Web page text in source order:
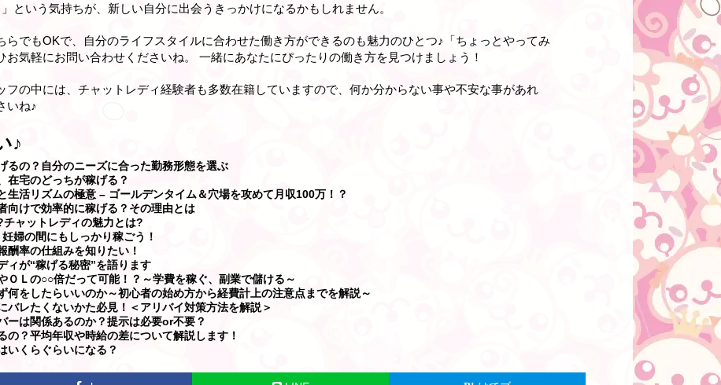
という気持ちが、新しい自分に出会うきっかけになるかもしれません。
らでもOKで、自分のライフスタイルに合わせた働き方ができるのも魅力のひとつ♪「ちょっとやってみ
気軽にお問い合わせくださいね。 一緒にあなたにぴったりの働き方を見つけましょう！
フの中には、チャットレディ経験者も多数在籍していますので、何か分からない事や不安な事があれ
いね♪
♪
るの？自分のニーズに合った勤務形態を選ぶ
在宅のどっちが稼げる？
生活リズムの極意 – ゴールデンタイム＆穴場を攻めて月収100万！？
向けで効率的に稼げる？その理由とは
ャットレディの魅力とは?
婦の間にもしっかり稼ごう！
酬率の仕組みを知りたい！
が“稼げる秘密”を語ります
ＯＬの○○倍だって可能！？～学費を稼ぐ、副業で儲ける～
何をしたらいいのか～初心者の始め方から経費計上の注意点までを解説～
レたくないかた必見！＜アリバイ対策方法を解説＞
ーは関係あるのか？提示は必要or不要？
？平均年収や時給の差について解説します！
いくらぐらいになる？